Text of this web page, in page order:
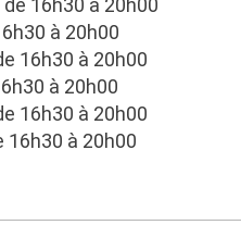
16h30 à 20h00
à 20h00
16h30 à 20h00
à 20h00
16h30 à 20h00
16h30 à 20h00